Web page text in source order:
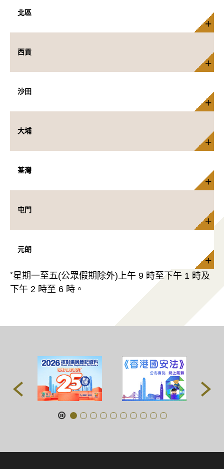
北區
西貢
沙田
大埔
荃灣
屯門
元朗
*星期一至五(公眾假期除外)上午 9 時至下午 1 時及
下午 2 時至 6 時。